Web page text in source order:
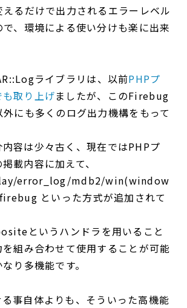
るだけで出力されるエラーレベル
、環境による使い分けも楽に出来
ライブラリは、以前PHPプ
取り上げましたが、このFirebug
にも多くのログ出力機構をもって
容は少々古く、現在ではPHPプ
載内容に加えて、
error_log/mdb2/win(window
といった方式が追加されて
というハンドラを用いること
組み合わせて使用することが可能
り多機能です。
事自体よりも、そういった高機能